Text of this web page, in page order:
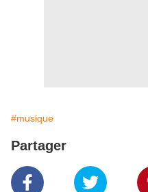
#musique
Partager